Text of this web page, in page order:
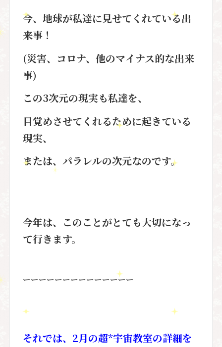
今、地球が私達に見せてくれている出
来事！
(災害、コロナ、他のマイナス的な出来
事)
この3次元の現実も私達を、
目覚めさせてくれるために起きている
現実、
または、パラレルの次元なのです。
今年は、このことがとても大切になっ
て行きます。
ーーーーーーーーーーーーーー
それでは、2月の超*宇宙教室の詳細を